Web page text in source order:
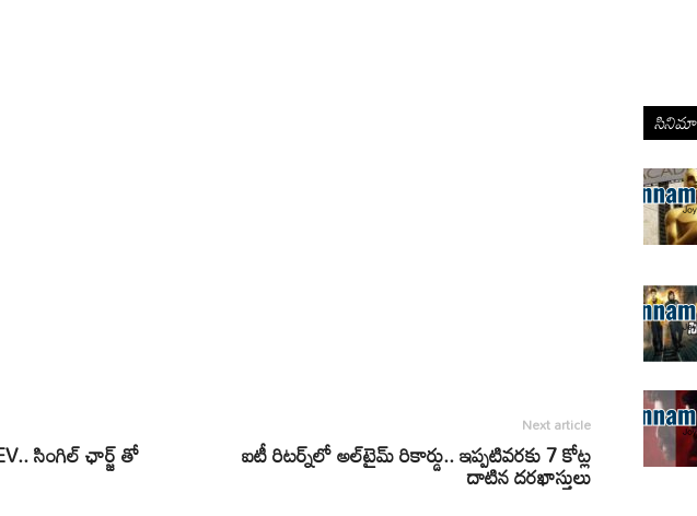
సింగిల్ ఛార్జ్ తో
Next article
ఐటీ రిటర్న్‌లో అల్‌టైమ్ రికార్డు.. ఇప్పటివరకు 7 కోట్ల
దాటిన దరఖాస్తులు
సినిమా